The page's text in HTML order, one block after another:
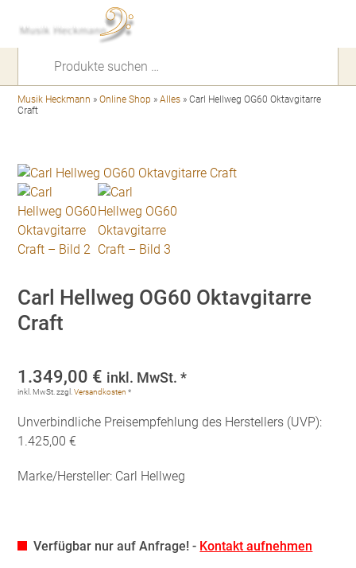
Musik Heckmann »Online Shop »Alles »Carl Hellweg OG60 Oktavgitarre
Craft
Carl Hellweg OG60 Oktavgitarre
Craft
1.349,00 € inkl. MwSt. *
inkl. MwSt. zzgl.Versandkosten *
Unverbindliche Preisempfehlung des Herstellers (UVP):
1.425,00 €
Marke/Hersteller: Carl Hellweg
Verfügbar nur auf Anfrage! - Kontakt aufnehmen